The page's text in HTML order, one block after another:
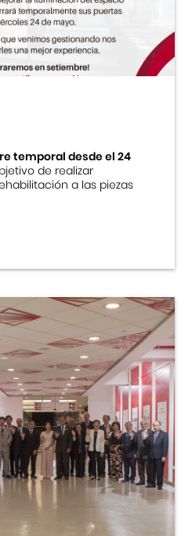
Japonés
Japonesa
temporal desde el 24
de realizar
a las piezas